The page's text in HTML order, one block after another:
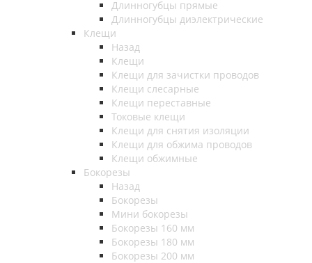
Длинногубцы прямые
Длинногубцы диэлектрические
Клещи
Назад
Клещи
Клещи для зачистки проводов
Клещи слесарные
Клещи переставные
Токовые клещи
Клещи для снятия изоляции
Клещи для обжима проводов
Клещи обжимные
Бокорезы
Назад
Бокорезы
Мини бокорезы
Бокорезы 160 мм
Бокорезы 180 мм
Бокорезы 200 мм